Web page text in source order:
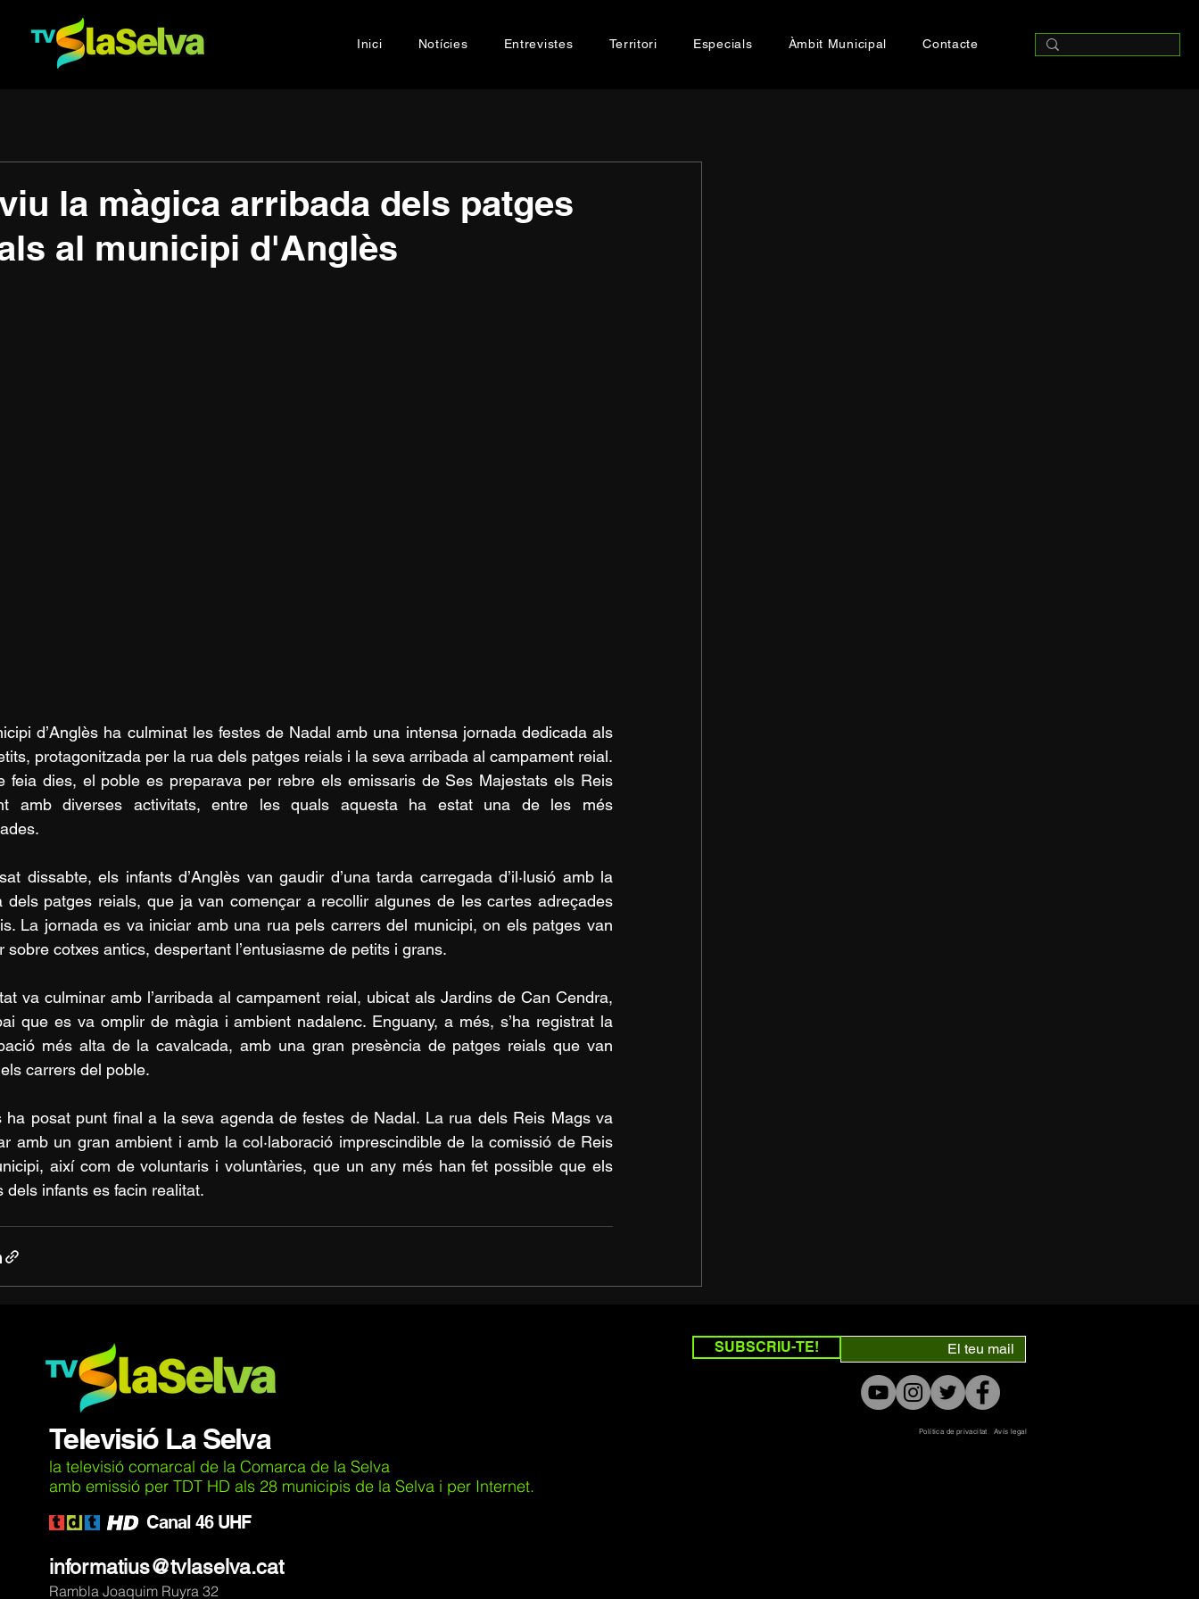
Inici Notícies Entrevistes Territori Especials Àmbit Municipal Contacte
la màgica arribada dels patges
al municipi d'Anglès
d’Anglès ha culminat les festes de Nadal amb una intensa jornada dedicada als
protagonitzada per la rua dels patges reials i la seva arribada al campament reial.
feia dies, el poble es preparava per rebre els emissaris de Ses Majestats els Reis
amb diverses activitats, entre les quals aquesta ha estat una de les més
dissabte, els infants d’Anglès van gaudir d’una tarda carregada d’il·lusió amb la
dels patges reials, que ja van començar a recollir algunes de les cartes adreçades
La jornada es va iniciar amb una rua pels carrers del municipi, on els patges van
sobre cotxes antics, despertant l’entusiasme de petits i grans.
va culminar amb l’arribada al campament reial, ubicat als Jardins de Can Cendra,
que es va omplir de màgia i ambient nadalenc. Enguany, a més, s’ha registrat la
més alta de la cavalcada, amb una gran presència de patges reials que van
carrers del poble.
ha posat punt final a la seva agenda de festes de Nadal. La rua dels Reis Mags va
amb un gran ambient i amb la col·laboració imprescindible de la comissió de Reis
així com de voluntaris i voluntàries, que un any més han fet possible que els
dels infants es facin realitat.
Televisió La Selva
la televisió comarcal de la Comarca de la Selva
amb emissió per TDT HD als 28 municipis de la Selva i per Internet.
Canal 46 UHF
informatius@tvlaselva.cat
Rambla Joaquim Ruyra 32
SUBSCRIU-TE!
Política de privacitat Avís legal